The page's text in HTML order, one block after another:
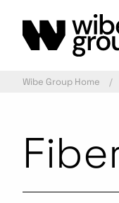
Wibe Group Home